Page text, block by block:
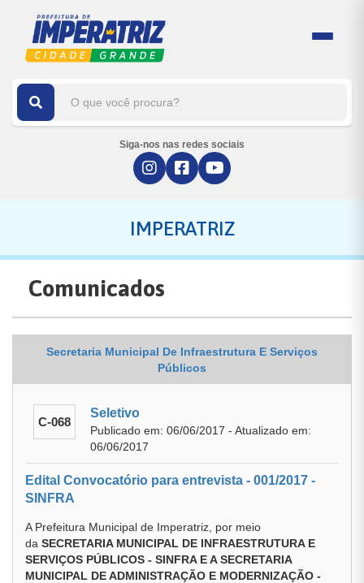
Siga-nos nas redes sociais
IMPERATRIZ
Comunicados
Secretaria Municipal De Infraestrutura E Serviços
Públicos
C-068
Seletivo
Publicado em: 06/06/2017 - Atualizado em:
06/06/2017
Edital Convocatório para entrevista - 001/2017 -
SINFRA
A Prefeitura Municipal de Imperatriz, por meio
da SECRETARIA MUNICIPAL DE INFRAESTRUTURA E
SERVIÇOS PÚBLICOS - SINFRA E A SECRETARIA
MUNICIPAL DE ADMINISTRAÇÃO E MODERNIZAÇÃO -